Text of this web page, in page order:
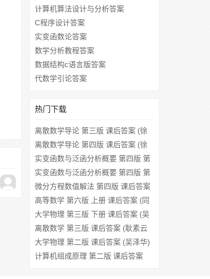
计算机算法设计与分析答案
C程序设计答案
实变函数论答案
数学分析教程答案
数据结构c语言版答案
代数学引论答案
热门下载
离散数学导论 第三版 课后答案 (徐
洁磐)
离散数学导论 第四版 课后答案 (徐
洁磐)
实变函数与泛函分析概要 第四版 第
一册 课后答案 (郑维行 王声望)
实变函数与泛函分析概要 第四版 第
二册 课后答案 (王声望 郑维行)
微分方程数值解法 第四版 课后答案
(李荣华 刘播)
高等数学 第六版 上册 课后答案 (同
济大学数学系)
大学物理 第三版 下册 课后答案 (吴
泽华 陈治中)
离散数学 第三版 课后答案 (耿素云
屈婉玲 张立昂)
大学物理 第二版 课后答案 (吴泽华)
计算机组成原理 第二版 课后答案